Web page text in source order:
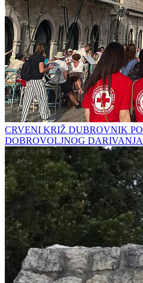
CRVENI KRIŽ DUBROVNIK
DOBROVOLJNOG